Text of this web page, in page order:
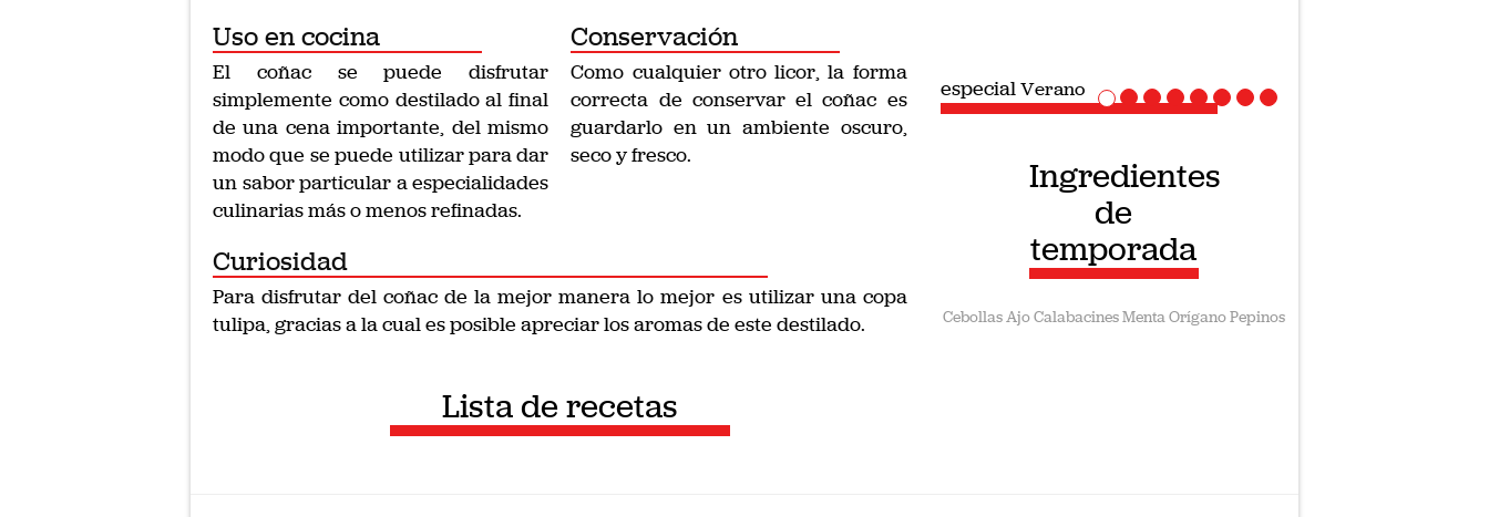
Uso en cocina
El coñac se puede disfrutar
simplemente como destilado al final
de una cena importante, del mismo
modo que se puede utilizar para dar
un sabor particular a especialidades
culinarias más o menos refinadas.
Conservación
Como cualquier otro licor, la forma
correcta de conservar el coñac es
guardarlo en un ambiente oscuro,
seco y fresco.
Curiosidad
Para disfrutar del coñac de la mejor manera lo mejor es utilizar una copa
tulipa, gracias a la cual es posible apreciar los aromas de este destilado.
Lista de recetas
especialVerano
Ingredientes
de
temporada
CebollasAjoCalabacinesMentaOríganoPepinos